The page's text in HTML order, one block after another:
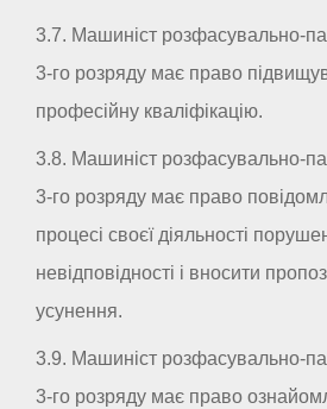
3.7. Машиніст розфасувально-
3-го розряду має право
професійну кваліфікацію.
3.8. Машиніст розфасувально-
3-го розряду має право
процесі своєї діяльності
невідповідності і вносити
усунення.
3.9. Машиніст розфасувально-
3-го розряду має право